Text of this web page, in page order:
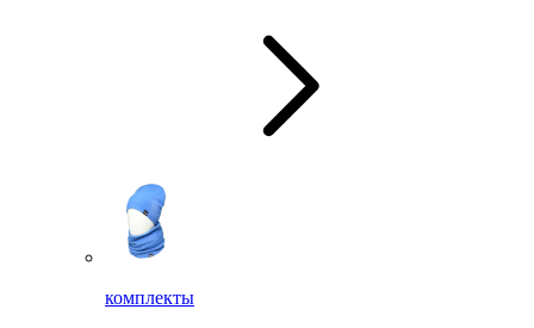
комплекты